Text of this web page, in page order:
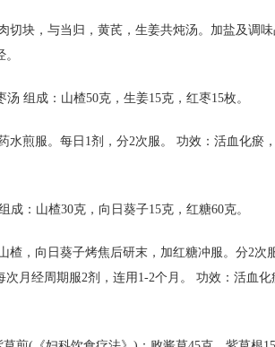
切块，与当归，黄芪，生姜共炖汤。加盐及调
汤 组成：山楂50克，生姜15克，红枣15枚。
水煎服。每日1剂，分2次服。 功效：活血化瘀
成：山楂30克，向日葵子15克，红糖60克。
楂，向日葵子烤焦后研末，加红糖冲服。分2次
次月经周期服2剂，连用1-2个月。 功效：活血